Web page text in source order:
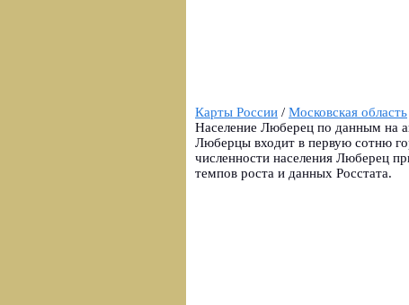
Карты России / Московская область
Население Люберец по данным на
Люберцы входит в первую сотню
численности населения Люберец
темпов роста и данных Росстата.